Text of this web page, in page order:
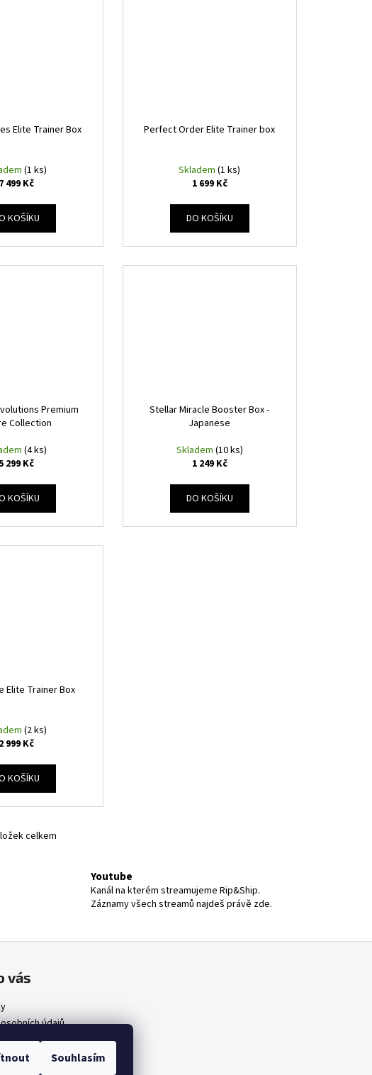
Souhlasím
Elite Trainer Box
(1 ks)
7 499 Kč
KOŠÍKU
Perfect Order Elite Trainer box
Skladem(1 ks)
1 699 Kč
DO KOŠÍKU
Premium
Collection
(4 ks)
299 Kč
KOŠÍKU
Stellar Miracle Booster Box -
Japanese
Skladem (10 ks)
1 249 Kč
DO KOŠÍKU
Elite Trainer Box
(2 ks)
2 999 Kč
KOŠÍKU
O
c
p
r
k
v
ý
celkem
Youtube
Kanál na kterém streamujeme Rip&Ship.
Záznamy všech streamů najdeš právě zde.
vás
údajů